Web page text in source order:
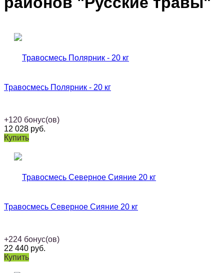
Травосмесь Полярник - 20 кг
+120 бонус(ов)
12 028 руб.
Купить
Травосмесь Северное Сияние 20 кг
+224 бонус(ов)
22 440 руб.
Купить